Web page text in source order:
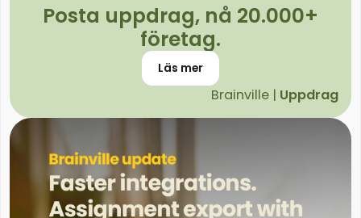
Posta uppdrag, nå 20.000+
företag.
Läs mer
Brainville | Uppdrag